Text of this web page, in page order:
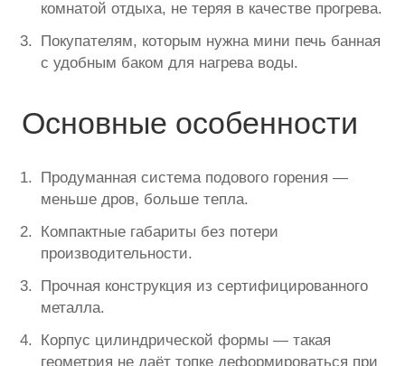
комнатой отдыха, не теряя в качестве прогрева.
Покупателям, которым нужна мини печь банная
с удобным баком для нагрева воды.
Основные особенности
Продуманная система подового горения —
меньше дров, больше тепла.
Компактные габариты без потери
производительности.
Прочная конструкция из сертифицированного
металла.
Корпус цилиндрической формы — такая
геометрия не даёт топке деформироваться при